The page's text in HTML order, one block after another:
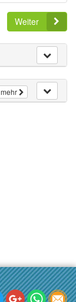
Weiter
mehr